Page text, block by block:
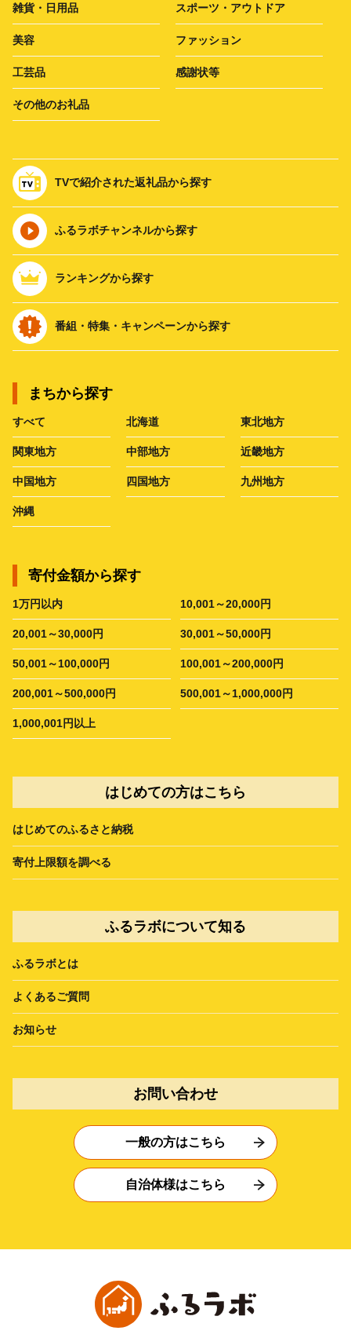
雑貨・日用品 スポーツ・アウトドア
美容 ファッション
工芸品 感謝状等
その他のお礼品
TVで紹介された返礼品から探す
ふるラボチャンネルから探す
ランキングから探す
番組・特集・キャンペーンから探す
まちから探す
すべて 北海道 東北地方
関東地方 中部地方 近畿地方
中国地方 四国地方 九州地方
沖縄
寄付金額から探す
1万円以内 10,001～20,000円
20,001～30,000円 30,001～50,000円
50,001～100,000円 100,001～200,000円
200,001～500,000円 500,001～1,000,000円
1,000,001円以上
はじめての方はこちら
はじめてのふるさと納税
寄付上限額を調べる
ふるラボについて知る
ふるラボとは
よくあるご質問
お知らせ
お問い合わせ
一般の方はこちら
自治体様はこちら